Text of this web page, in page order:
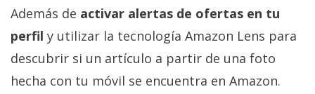
Además de activar alertas de ofertas en tu
perfil y utilizar la tecnología Amazon Lens para
descubrir si un artículo a partir de una foto
hecha con tu móvil se encuentra en Amazon.